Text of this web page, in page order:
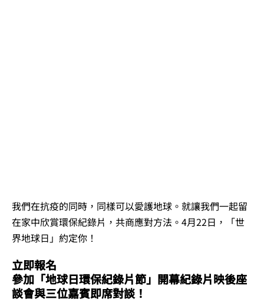
我們在抗疫的同時，同樣可以愛護地球。就讓我們一起留
在家中欣賞環保紀錄片，共商應對方法。4月22日，「世
界地球日」約定你！
立即報名
參加「地球日環保紀錄片節」開幕紀錄片映後座
談會與三位嘉賓即席對談！